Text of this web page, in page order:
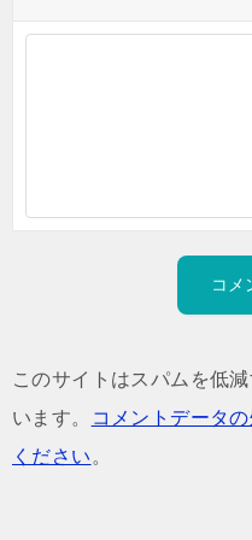
このサイトはスパムを低
います。
コメントデータ
ください 。